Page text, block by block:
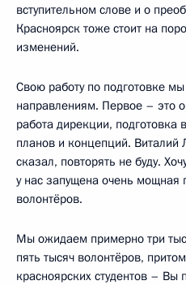
вступительном слове и о
Красноярск тоже стоит на
изменений.
Свою работу по подготовке
направлениям. Первое – это
работа дирекции, подготовка
планов и концепций. Виталий
сказал, повторять не буду.
у нас запущена очень мощная
волонтёров.
Мы ожидаем примерно три
пять тысяч волонтёров,
красноярских студентов – Вы